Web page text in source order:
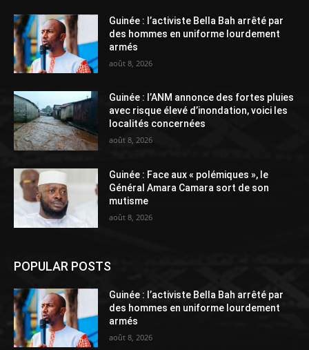
Guinée : l’activiste Bella Bah arrêté par
des hommes en uniforme lourdement
armés
août 8, 2026
Guinée : l’ANM annonce des fortes pluies
avec risque élevé d’inondation, voici les
localités concernées
août 8, 2026
Guinée : Face aux « polémiques », le
Général Amara Camara sort de son
mutisme
août 8, 2026
POPULAR POSTS
Guinée : l’activiste Bella Bah arrêté par
des hommes en uniforme lourdement
armés
août 8, 2026